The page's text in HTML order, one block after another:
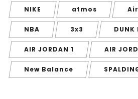
NIKE atmos
NBA 3x3 DUNK
AIR JORDAN 1 AIR
New Balance